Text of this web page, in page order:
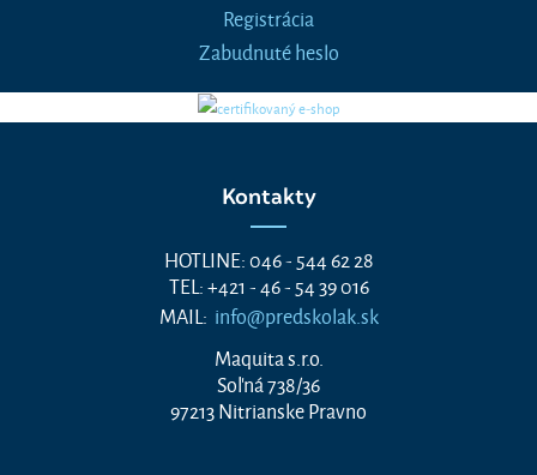
Registrácia
Zabudnuté heslo
Kontakty
HOTLINE: 046 - 544 62 28
TEL: +421 - 46 - 54 39 016
MAIL: info@predskolak.sk
Maquita s.r.o.
Soľná 738/36
97213 Nitrianske Pravno